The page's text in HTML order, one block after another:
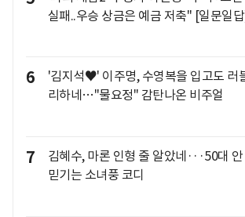
실패..우승 상금은 예금 저축" [일문일
6
'김지석♥' 이주명, 수영복을 입고도 러
리하네…"물요정" 감탄나온 비주얼
7
김혜수, 마론 인형 줄 알았네···50대 안
믿기는 소녀풍 코디